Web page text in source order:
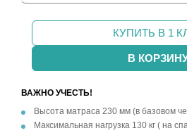
КУПИТЬ В 1
В
ВАЖНО УЧЕСТЬ!
Высота матраса 230 мм (в базовом
Максимальная нагрузка 130 кг ( на